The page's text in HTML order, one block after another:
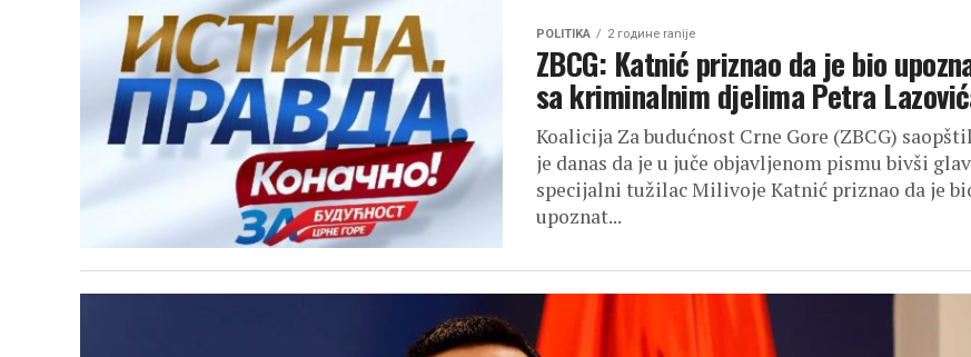
POLITIKA 2 године ranije
ZBCG: Katnić priznao da je bio
sa kriminalnim djelima Petra
Koalicija Za budućnost Crne Gore (ZBCG)
je danas da je u juče objavljenom pismu bivši
specijalni tužilac Milivoje Katnić priznao da je
upoznat...